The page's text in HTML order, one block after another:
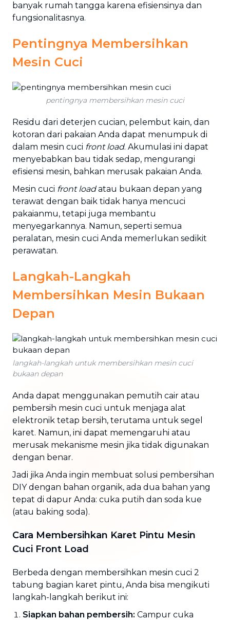
banyak rumah tangga karena efisiensinya dan
fungsionalitasnya.
Pentingnya Membersihkan
Mesin Cuci
pentingnya membersihkan mesin cuci
Residu dari deterjen cucian, pelembut kain, dan
kotoran dari pakaian Anda dapat menumpuk di
dalam mesin cuci front load. Akumulasi ini dapat
menyebabkan bau tidak sedap, mengurangi
efisiensi mesin, bahkan merusak pakaian Anda.
Mesin cuci front loadatau bukaan depan yang
terawat dengan baik tidak hanya mencuci
pakaianmu, tetapi juga membantu
menyegarkannya. Namun, seperti semua
peralatan, mesin cuci Anda memerlukan sedikit
perawatan.
Langkah-Langkah
Membersihkan Mesin Bukaan
Depan
langkah-langkah untuk membersihkan mesin cuci
bukaan depan
Anda dapat menggunakan pemutih cair atau
pembersih mesin cuci untuk menjaga alat
elektronik tetap bersih, terutama untuk segel
karet. Namun, ini dapat memengaruhi atau
merusak mekanisme mesin jika tidak digunakan
dengan benar.
Jadi jika Anda ingin membuat solusi pembersihan
DIY dengan bahan organik, ada dua bahan yang
tepat di dapur Anda: cuka putih dan soda kue
(atau baking soda).
Cara Membersihkan Karet Pintu Mesin
Cuci Front Load
Berbeda dengan membersihkan mesin cuci 2
tabung bagian karet pintu, Anda bisa mengikuti
langkah-langkah berikut ini:
Siapkan bahan pembersih: Campur cuka